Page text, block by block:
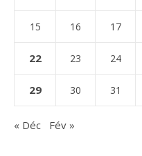
15 16 17
22 23 24
29 30 31
« Déc Fév »